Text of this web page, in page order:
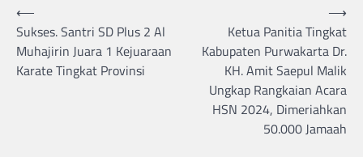
Navigasi
pos
⟵
Sukses. Santri SD Plus 2 Al
Muhajirin Juara 1 Kejuaraan
Karate Tingkat Provinsi
Ketua Panitia Tingkat
Kabupaten Purwakarta Dr.
KH. Amit Saepul Malik
Ungkap Rangkaian Acara
HSN 2024, Dimeriahkan
50.000 Jamaah
⟶